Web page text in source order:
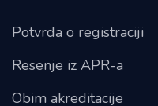
Potvrda o registraciji
Resenje iz APR-a
Obim akreditacije